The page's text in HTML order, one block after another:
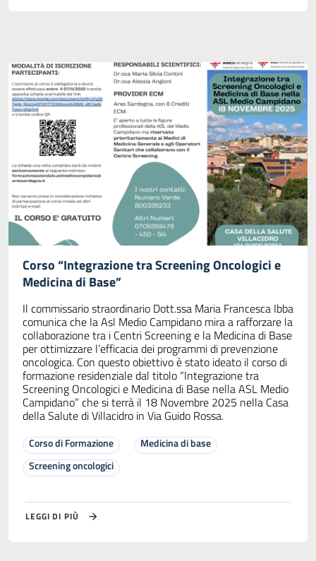
Corso “Integrazione tra Screening Oncologici e
Medicina di Base”
Il commissario straordinario Dott.ssa Maria Francesca Ibba
comunica che la Asl Medio Campidano mira a rafforzare la
collaborazione tra i Centri Screening e la Medicina di Base
per ottimizzare l’efficacia dei programmi di prevenzione
oncologica. Con questo obiettivo è stato ideato il corso di
formazione residenziale dal titolo “Integrazione tra
Screening Oncologici e Medicina di Base nella ASL Medio
Campidano” che si terrà il 18 Novembre 2025 nella Casa
della Salute di Villacidro in Via Guido Rossa.
Corso di Formazione
Medicina di base
Screening oncologici
LEGGI DI PIÙ